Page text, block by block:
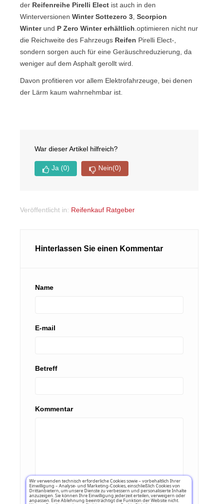
der Reifenreihe Pirelli Elect ist auch in den
Winterversionen Winter Sottezero 3, Scorpion
Winterund P Zero Winter erhältlich .optimieren nicht nur
die Reichweite des Fahrzeugs Reifen Pirelli Elect-,
sondern sorgen auch für eine Geräuschreduzierung, da
weniger auf dem Asphalt gerollt wird.
Davon profitieren vor allem Elektrofahrzeuge, bei denen
der Lärm kaum wahrnehmbar ist.
War dieser Artikel hilfreich?
Ja (0) Nein(0)
Veröffentlicht in: Reifenkauf Ratgeber
Hinterlassen Sie einen Kommentar
Name
E-mail
Betreff
Kommentar
Wir verwenden technisch erforderliche Cookies sowie – vorbehaltlich Ihrer
Einwilligung – Analyse- und Marketing-Cookies, einschließlich Cookies von
Drittanbietern, um unsere Dienste zu verbessern und personalisierte Inhalte
anzuzeigen. Sie können Ihre Einwilligung jederzeit erteilen, verweigern oder
anpassen. Eine Ablehnung beeinträchtigt die Funktion der Website nicht.